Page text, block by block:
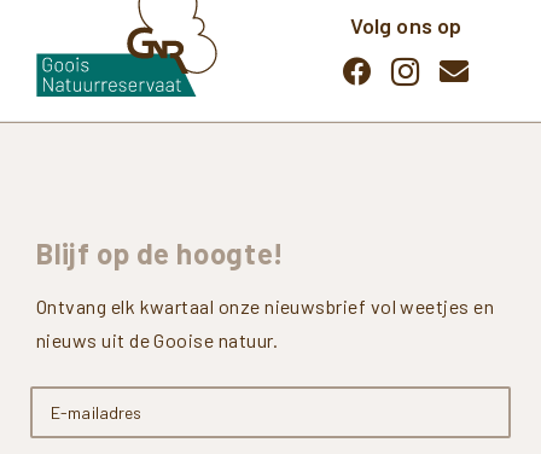
Volg ons op
Blijf op de hoogte!
Ontvang elk kwartaal onze nieuwsbrief vol weetjes en
nieuws uit de Gooise natuur.